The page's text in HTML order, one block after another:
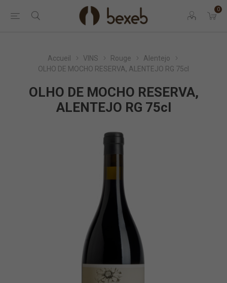
0
Accueil VINS Rouge
Alentejo
OLHO DE MOCHO RESERVA, ALENTEJO RG 75cl
OLHO DE MOCHO RESERVA,
ALENTEJO RG 75cl